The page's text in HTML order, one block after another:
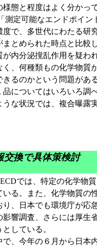
様態と程度はよく分かっ
測定可能なエンドポイ
で、多世代にわたる研
とめられた時点と比較
が内分泌撹乱作用を疑わ
く、何種類もの化学物質
きるのかという問題があ
品についてはいろいろ調
うな状況では、複合曝露
交換で具体策検討
では、特定の化学物
いる。また、化学物質の
り、日本でも環境庁が応
影響調査、さらには厚生
している。
、今年の６月から日本